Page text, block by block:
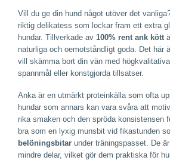
Hundgodis
mängd
Vill du ge din hund något utöver det
riktig delikatess som lockar fram ett extra
hundar. Tillverkade av 100% rent ank kött
naturliga och oemotståndligt goda. Det här
vill skämma bort din vän med
spannmål eller konstgjorda tillsatser.
Anka är en utmärkt proteinkälla som ofta
hundar som annars kan vara svåra att
rika smaken och den spröda konsistensen
bra som en lyxig munsbit vid fikastunden
belöningsbitar under träningspasset. De
mindre delar, vilket gör dem praktiska för